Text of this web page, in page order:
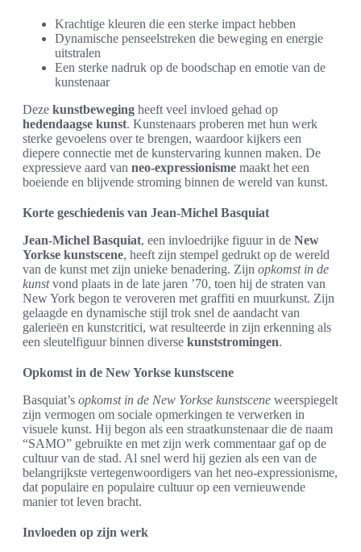
Krachtige kleuren die een sterke impact hebben
Dynamische penseelstreken die beweging en energie
uitstralen
Een sterke nadruk op de boodschap en emotie van de
kunstenaar
Deze kunstbeweging heeft veel invloed gehad op
hedendaagse kunst. Kunstenaars proberen met hun werk
sterke gevoelens over te brengen, waardoor kijkers een
diepere connectie met de kunstervaring kunnen maken. De
expressieve aard van neo-expressionisme maakt het een
boeiende en blijvende stroming binnen de wereld van kunst.
Korte geschiedenis van Jean-Michel Basquiat
Jean-Michel Basquiat, een invloedrijke figuur in de New
Yorkse kunstscene, heeft zijn stempel gedrukt op de wereld
van de kunst met zijn unieke benadering. Zijn opkomst in de
kunstvond plaats in de late jaren ’70, toen hij de straten van
New York begon te veroveren met graffiti en muurkunst. Zijn
gelaagde en dynamische stijl trok snel de aandacht van
galerieën en kunstcritici, wat resulteerde in zijn erkenning als
een sleutelfiguur binnen diverse kunststromingen.
Opkomst in de New Yorkse kunstscene
Basquiat’s opkomst in de New Yorkse kunstscene weerspiegelt
zijn vermogen om sociale opmerkingen te verwerken in
visuele kunst. Hij begon als een straatkunstenaar die de naam
“SAMO” gebruikte en met zijn werk commentaar gaf op de
cultuur van de stad. Al snel werd hij gezien als een van de
belangrijkste vertegenwoordigers van het neo-expressionisme,
dat populaire en populaire cultuur op een vernieuwende
manier tot leven bracht.
Invloeden op zijn werk